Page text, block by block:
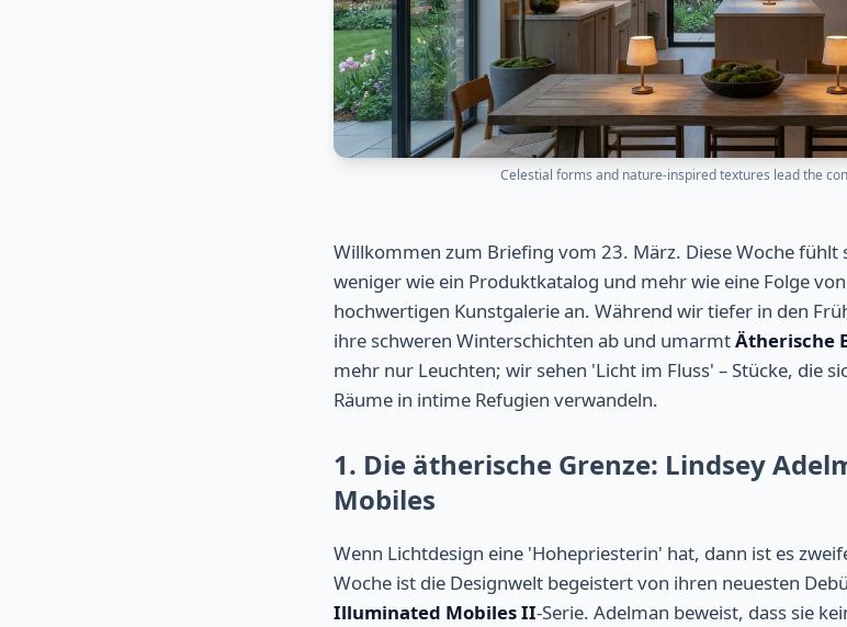
Celestial forms and nature-inspired textures lead the
Willkommen zum Briefing vom 23. März. Diese Woche fühlt
weniger wie ein Produktkatalog und mehr wie eine Folge von
hochwertigen Kunstgalerie an. Während wir tiefer in den
ihre schweren Winterschichten ab und umarmtÄtherische
mehr nur Leuchten; wir sehen 'Licht im Fluss' – Stücke, die
Räume in intime Refugien verwandeln.
1. Die ätherische Grenze: Lindsey
Mobiles
Wenn Lichtdesign eine 'Hohepriesterin' hat, dann ist es
Woche ist die Designwelt begeistert von ihren neuesten
Illuminated Mobiles II-Serie. Adelman beweist, dass sie